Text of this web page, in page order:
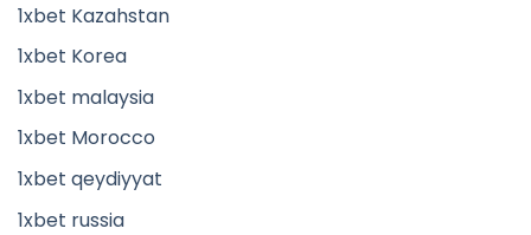
1xbet Kazahstan
1xbet Korea
1xbet malaysia
1xbet Morocco
1xbet qeydiyyat
1xbet russia